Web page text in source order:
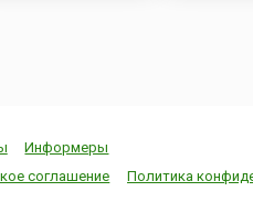
былоеВ
сердце
Франции
Информеры
соглашение Политика